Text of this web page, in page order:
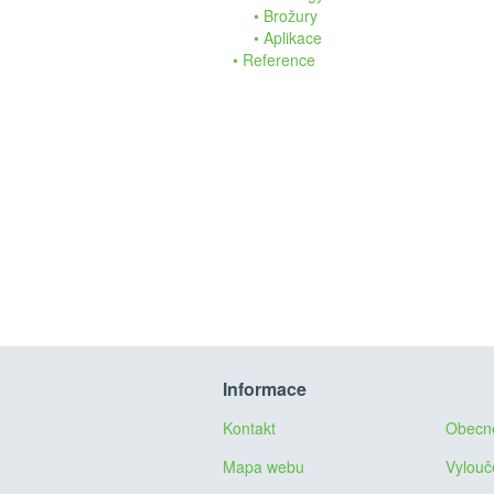
Brožury
Aplikace
Reference
Informace
Kontakt
Mapa webu